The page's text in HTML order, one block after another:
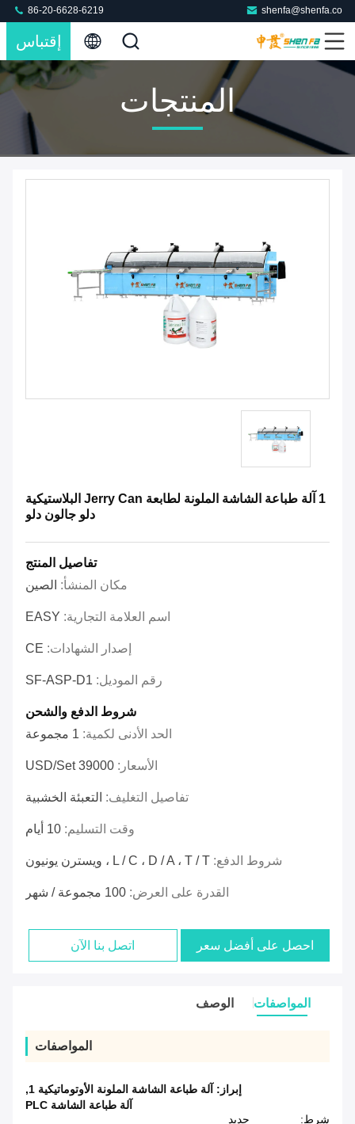
shenfa@shenfa.co
86-20-6628-6219
إقتباس
المنتجات
1 آلة طباعة الشاشة الملونة لطابعة Jerry Can البلاستيكية
دلو جالون دلو
تفاصيل المنتج
مكان المنشأ: الصين
اسم العلامة التجارية: EASY
إصدار الشهادات: CE
رقم الموديل: SF-ASP-D1
شروط الدفع والشحن
الحد الأدنى لكمية: 1 مجموعة
الأسعار: 39000 USD/Set
تفاصيل التغليف: التعبئة الخشبية
وقت التسليم: 10 أيام
شروط الدفع: L / C ، D / A ، T / T ، ويسترن يونيون
القدرة على العرض: 100 مجموعة / شهر
احصل على أفضل سعر اتصل بنا الآن
المواصفات الوصف
المواصفات
إبراز: آلة طباعة الشاشة الملونة الأوتوماتيكية 1
,
آلة طباعة الشاشة PLC
شرط:
جديد